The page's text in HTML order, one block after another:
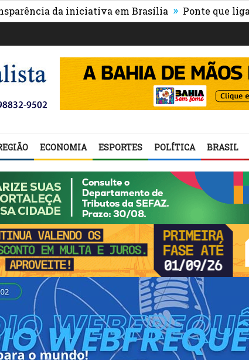
da iniciativa em Brasília » Ponte que ligará o
ECONOMIA ESPORTES POLÍTICA BRASIL